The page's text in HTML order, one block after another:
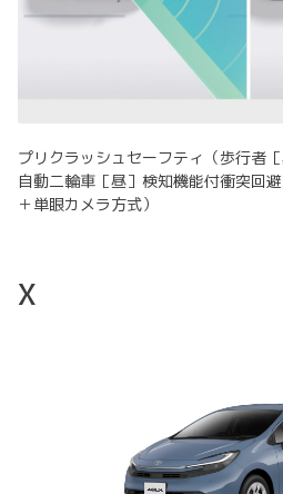
プリクラッシュセーフティ（歩行者
自動二輪車［昼］検知機能付衝突回
＋単眼カメラ方式）
X